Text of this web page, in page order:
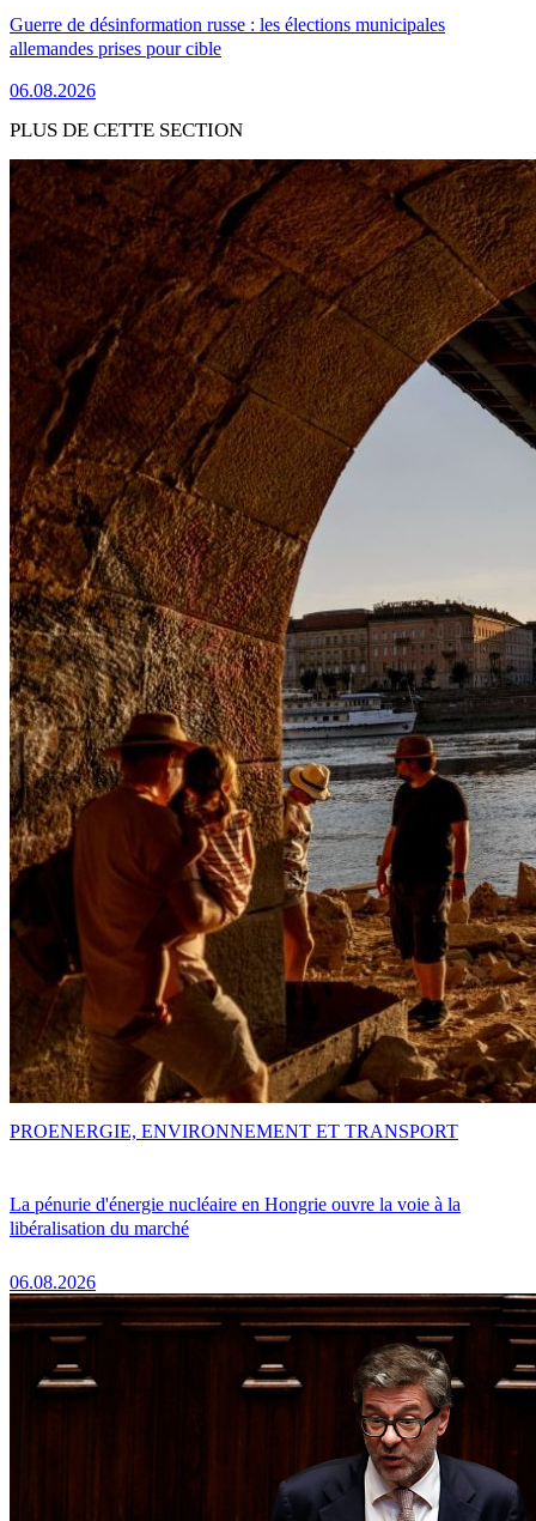
Guerre de désinformation russe : les élections municipales
allemandes prises pour cible
06.08.2026
PLUS DE CETTE SECTION
La pénurie d'énergie nucléaire en Hongrie ouvre la voie à la
libéralisation du marché
06.08.2026
PROENERGIE, ENVIRONNEMENT ET TRANSPORT